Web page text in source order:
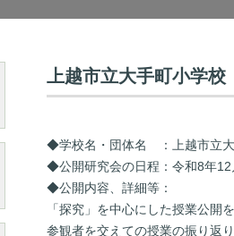
上越市立大手町小学校
◆学校名・団体名 ：上越市立大
◆公開研究会の日程：令和8年12
◆公開内容、詳細等：
「探究」を中心にした授業公開
参観者を交えての授業の振り返